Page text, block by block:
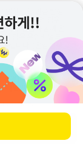
하며, 이 외의 경우
니다. 물품과 함께 운
이 경우 운임비 별도
합니다. (운임 발생
진행]
[일반 반품 시] 반
6,000원
초기 운임 포함된 총
6,000원